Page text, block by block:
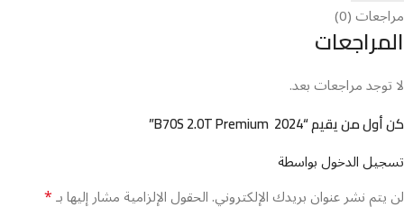
مراجعات (0)
المراجعات
لا توجد مراجعات بعد.
كن أول من يقيم “B70S 2.0T Premium 2024”
تسجيل الدخول بواسطة
لن يتم نشر عنوان بريدك الإلكتروني.الحقول الإلزامية مشار إليها بـ*